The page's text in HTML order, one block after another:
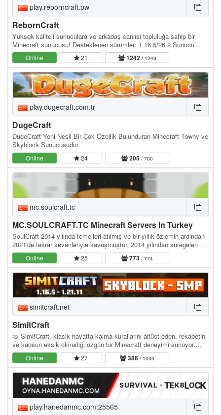
play.reborncraft.pw
RebornCraft
Yüksek kaliteli sunuculara ve arkadaş canlısı topluluğa sahip bir
Minecraft sunucusu! Desteklenen sürümler: 1.16.5/26.2 Sunucu
adresi: play.reborncraft.pw Web site:…
Online 21 1242/ 1243
play.dugecraft.com.tr
DugeCraft
DugeCraft Yeni Nesil Bir Çok Özellik Bulunduran Minecraft Towny ve
Skyblock Sunucusudur.
Online 24 205 / 700
mc.soulcraft.tc
MC.SOULCRAFT.TC Minecraft Servers In Turkey
SoulCraft 2014 yılında temelleri atılmış ve bir yıllık özlemin ardından
2021'de tekrar sevenleriyle kavuşmuştur. 2014 yılından süregelen bir
birliktelik ve çalışma…
Online 25 773 / 774
simitcraft.net
SimitCraft
🥨 SimitCraft, klasik hayatta kalma kurallarını altüst eden, rekabetin
ve kaosun eksik olmadığı özgün bir Minecraft deneyimi sunuyor.
İster SMP dünyasında ittifaklar…
Online 27 386 / 1000
play.hanedanmc.com:25565